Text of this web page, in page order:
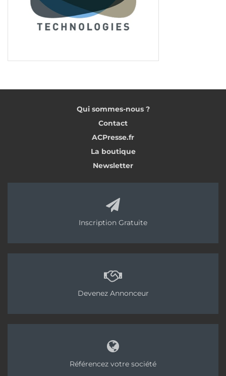
Qui sommes-nous ?
Contact
ACPresse.fr
La boutique
Newsletter
Inscription Gratuite
Devenez Annonceur
Référencez votre société